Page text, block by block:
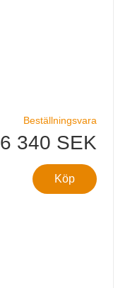
Beställningsvara
6 340 SEK
Köp